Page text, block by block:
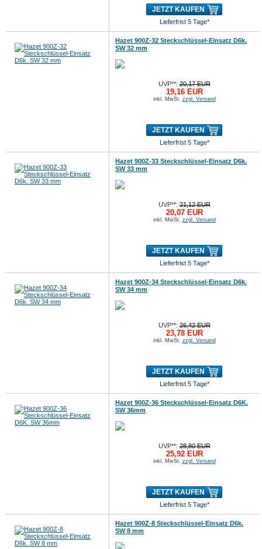
JETZT KAUFEN
Lieferfrist 5 Tage*
Hazet 900Z-32 Steckschlüssel-Einsatz D6k.
SW 32 mm
UVP**:20,17 EUR
19,16 EUR
inkl. MwSt. zzgl. Versand
JETZT KAUFEN
Lieferfrist 5 Tage*
Hazet 900Z-33 Steckschlüssel-Einsatz D6k.
SW 33 mm
UVP**:21,12 EUR
20,07 EUR
inkl. MwSt. zzgl. Versand
JETZT KAUFEN
Lieferfrist 5 Tage*
Hazet 900Z-34 Steckschlüssel-Einsatz D6k.
SW 34 mm
UVP**:26,42 EUR
23,78 EUR
inkl. MwSt. zzgl. Versand
JETZT KAUFEN
Lieferfrist 5 Tage*
Hazet 900Z-36 Steckschlüssel-Einsatz D6K.
SW 36mm
UVP**:28,80 EUR
25,92 EUR
inkl. MwSt. zzgl. Versand
JETZT KAUFEN
Lieferfrist 5 Tage*
Hazet 900Z-8 Steckschlüssel-Einsatz D6k.
SW 8 mm